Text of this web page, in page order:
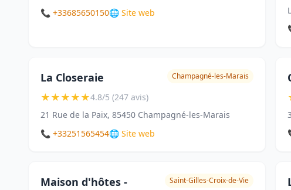
📞 +33685650150🌐 Site web
La Closeraie Champagné-les-Marais
★★★★★4.8/5 (247 avis)
21 Rue de la Paix, 85450 Champagné-les-Marais
📞 +33251565454🌐 Site web
Maison d'hôtes -
Saint-Gilles-Croix-de-Vie